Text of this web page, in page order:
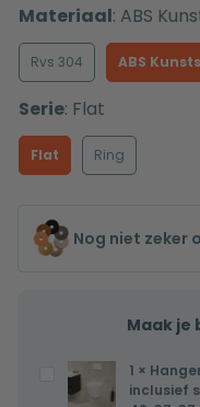
Materiaal: ABS
Rvs 304 ABS
Serie: Flat
Flat Ring
Nog niet zeker
Maak je
Hangend1 ×
inclusief